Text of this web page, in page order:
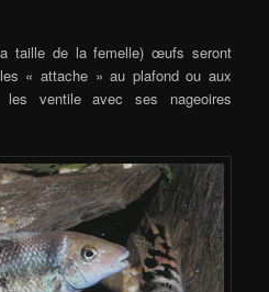
taille de la femelle) œufs seront
« attache » au plafond ou aux
ventile avec ses nageoires